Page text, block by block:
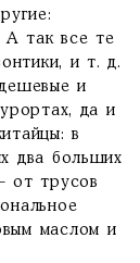
А так все те
и т. д.
и
да и
в
два больших
от трусов
маслом и